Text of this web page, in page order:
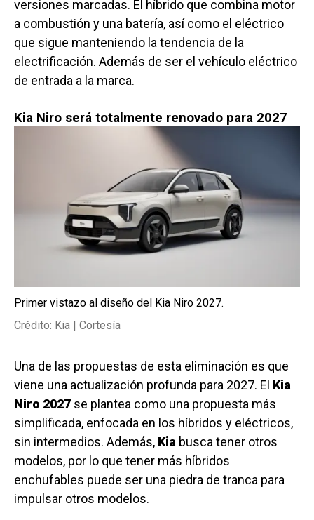
versiones marcadas. El híbrido que combina motor
a combustión y una batería, así como el eléctrico
que sigue manteniendo la tendencia de la
electrificación. Además de ser el vehículo eléctrico
de entrada a la marca.
Kia Niro será totalmente renovado para 2027
Primer vistazo al diseño del Kia Niro 2027.
Crédito: Kia | Cortesía
Una de las propuestas de esta eliminación es que
viene una actualización profunda para 2027. El Kia
Niro 2027 se plantea como una propuesta más
simplificada, enfocada en los híbridos y eléctricos,
sin intermedios. Además, Kia busca tener otros
modelos, por lo que tener más híbridos
enchufables puede ser una piedra de tranca para
impulsar otros modelos.